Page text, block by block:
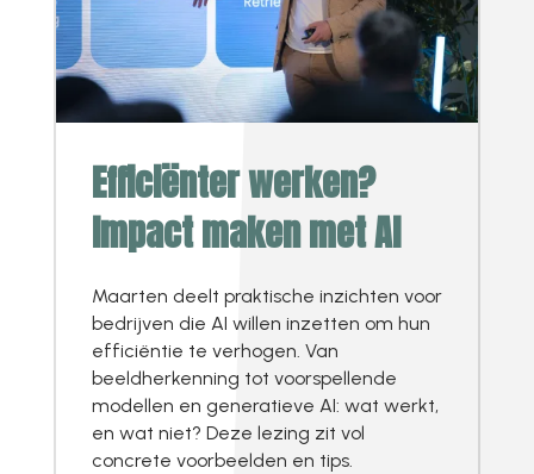
Efficiënter werken?
Impact maken met AI
Maarten deelt praktische inzichten voor
bedrijven die AI willen inzetten om hun
efficiëntie te verhogen. Van
beeldherkenning tot voorspellende
modellen en generatieve AI: wat werkt,
en wat niet? Deze lezing zit vol
concrete voorbeelden en tips.